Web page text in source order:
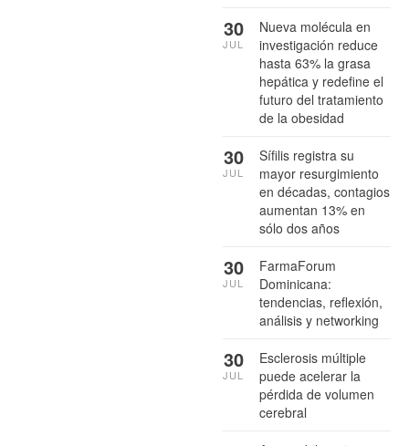
Nueva molécula en
investigación reduce
hasta 63% la grasa
hepática y redefine el
futuro del tratamiento
de la obesidad
30
JUL
Sífilis registra su
mayor resurgimiento
en décadas, contagios
aumentan 13% en
sólo dos años
30
JUL
FarmaForum
Dominicana:
tendencias, reflexión,
análisis y networking
30
JUL
Esclerosis múltiple
puede acelerar la
pérdida de volumen
cerebral
30
JUL